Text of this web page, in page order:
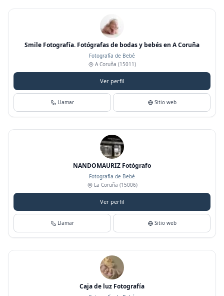
Smile Fotografía. Fotógrafas de bodas y bebés en A Coruña
Fotografía de Bebé
A Coruña (15011)
Ver perfil
Llamar Sitio web
NANDOMAURIZ Fotógrafo
Fotografía de Bebé
La Coruña (15006)
Ver perfil
Llamar Sitio web
Caja de luz Fotografía